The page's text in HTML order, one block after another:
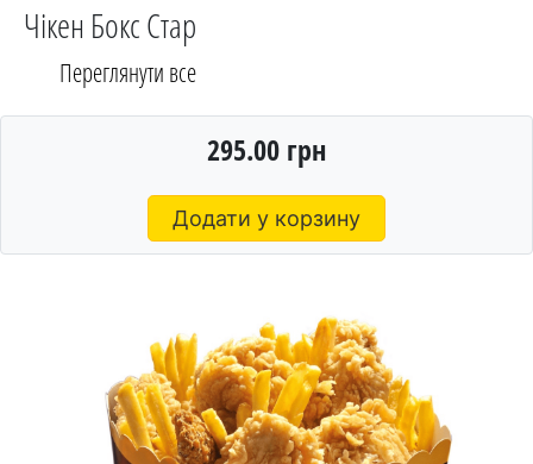
Чікен Бокс Стар
Переглянути все
295.00 грн
Додати у корзину